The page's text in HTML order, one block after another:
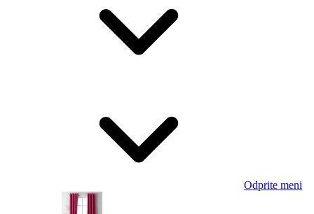
Odprite meni